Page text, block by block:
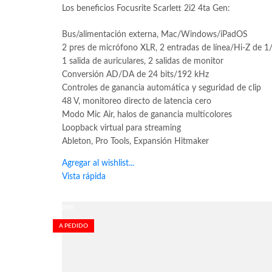
Los beneficios Focusrite Scarlett 2i2 4ta Gen:
Bus/alimentación externa, Mac/Windows/iPadOS
2 pres de micrófono XLR, 2 entradas de línea/Hi-Z de
1 salida de auriculares, 2 salidas de monitor
Conversión AD/DA de 24 bits/192 kHz
Controles de ganancia automática y seguridad de clip
48 V, monitoreo directo de latencia cero
Modo Mic Air, halos de ganancia multicolores
Loopback virtual para streaming
Ableton, Pro Tools, Expansión Hitmaker
Agregar al wishlist...
Vista rápida
A PEDIDO